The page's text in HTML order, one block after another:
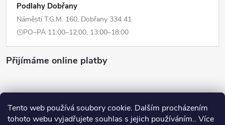
Tento web používá soubory cookie. Dalším procházením
tohoto webu vyjadřujete souhlas s jejich používáním.. Více
Podlahy Dobřany
Náměstí T.G.M. 160, Dobřany 334 41
PO–PÁ 11:00–12:00, 13:00–18:00
Přijímáme online platby
Copyright 2026ERPI - Domov. Všechna práva vyhrazena.Upravit